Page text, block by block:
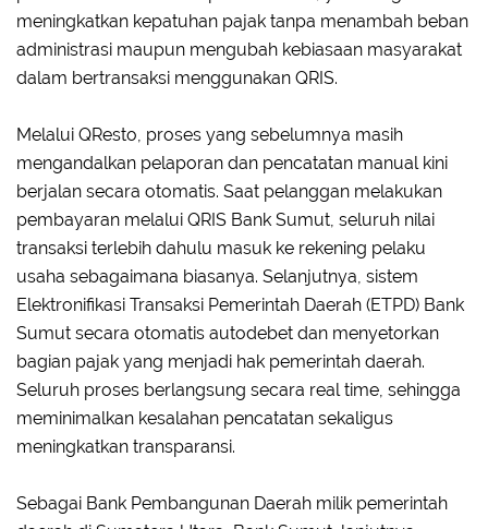
meningkatkan kepatuhan pajak tanpa menambah beban
administrasi maupun mengubah kebiasaan masyarakat
dalam bertransaksi menggunakan QRIS.
Melalui QResto, proses yang sebelumnya masih
mengandalkan pelaporan dan pencatatan manual kini
berjalan secara otomatis. Saat pelanggan melakukan
pembayaran melalui QRIS Bank Sumut, seluruh nilai
transaksi terlebih dahulu masuk ke rekening pelaku
usaha sebagaimana biasanya. Selanjutnya, sistem
Elektronifikasi Transaksi Pemerintah Daerah (ETPD) Bank
Sumut secara otomatis autodebet dan menyetorkan
bagian pajak yang menjadi hak pemerintah daerah.
Seluruh proses berlangsung secara real time, sehingga
meminimalkan kesalahan pencatatan sekaligus
meningkatkan transparansi.
Sebagai Bank Pembangunan Daerah milik pemerintah